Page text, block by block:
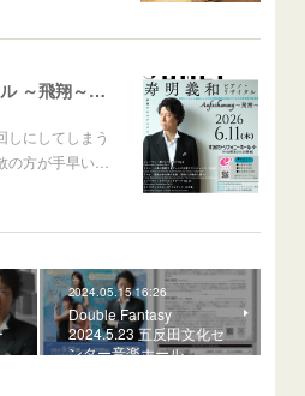
寿明義和ピアノリサイタル ～飛翔～Aufschwung
しにしてしまう
の方が手早い…
2024.05.15 16:26
Double Fantasy
2024.5.23 五反田文化セ
ンター音楽ホール